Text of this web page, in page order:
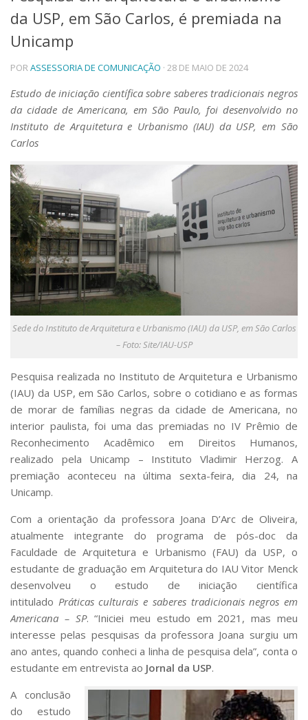
Telefones e Mapas
Pessoas
Ensino
Graduação
Educação a distância
Cursos de Extensão
Pesquisa e Inovação
Centros, Núcleos e Projetos em Rede
Pós-doutorado
Iniciação Científica
Transferência de Tecnologia
Empresas Juniores
Extensão à Comunidade
Projetos, Programas e Cursos
Artes, Cultura e Esportes
Museus e Espaços Interativos
Serviços
Bibliotecas
Apoio ao Estudante
RH, Administrativo e Financeiro
Outros serviços
Comunicação
Assessorias e Mídias
Aplicativos e Sites
Jornal da USP
Agenda de Eventos
Defesa de Teses
da USP, em São Carlos, é premiada na
Unicamp
PORASSESSORIA DE COMUNICAÇÃO · 28 DE MAIO DE 2024
Estudo de iniciação científica sobre saberes tradicionais negros
da cidade de Americana, em São Paulo, foi desenvolvido no
Instituto de Arquitetura e Urbanismo (IAU) da USP, em São
Carlos
Sede do Instituto de Arquitetura e Urbanismo (IAU) da USP, em São Carlos
– Foto: Site/IAU-USP
Pesquisa realizada no Instituto de Arquitetura e Urbanismo
(IAU) da USP, em São Carlos, sobre o cotidiano e as formas
de morar de famílias negras da cidade de Americana, no
interior paulista, foi uma das premiadas no IV Prêmio de
Reconhecimento Acadêmico em Direitos Humanos,
realizado pela Unicamp – Instituto Vladimir Herzog. A
premiação aconteceu na última sexta-feira, dia 24, na
Unicamp.
Com a orientação da professora Joana D’Arc de Oliveira,
atualmente integrante do programa de pós-doc da
Faculdade de Arquitetura e Urbanismo (FAU) da USP, o
estudante de graduação em Arquitetura do IAU Vitor Menck
desenvolveu o estudo de iniciação científica
intitulado Práticas culturais e saberes tradicionais negros em
Americana – SP. “Iniciei meu estudo em 2021, mas meu
interesse pelas pesquisas da professora Joana surgiu um
ano antes, quando conheci a linha de pesquisa dela”, conta o
estudante em entrevista ao Jornal da USP.
A conclusão
do estudo